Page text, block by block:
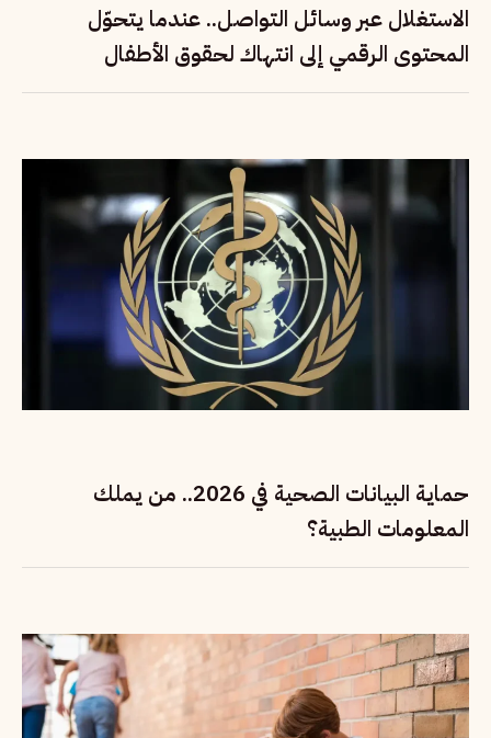
الاستغلال عبر وسائل التواصل.. عندما يتحوّل
المحتوى الرقمي إلى انتهاك لحقوق الأطفال
حماية البيانات الصحية في 2026.. من يملك
المعلومات الطبية؟